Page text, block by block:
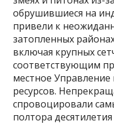
обрушившиеся на
привели к
затопленных
включая крупных
соответствующим
местное
ресурсов.
спровоцировали
полтора